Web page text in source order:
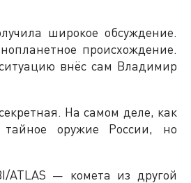
широкое обсуждение.
происхождение.
внёс сам Владимир
На самом деле, как
тайное оружие России, но
ATLAS — комета из другой